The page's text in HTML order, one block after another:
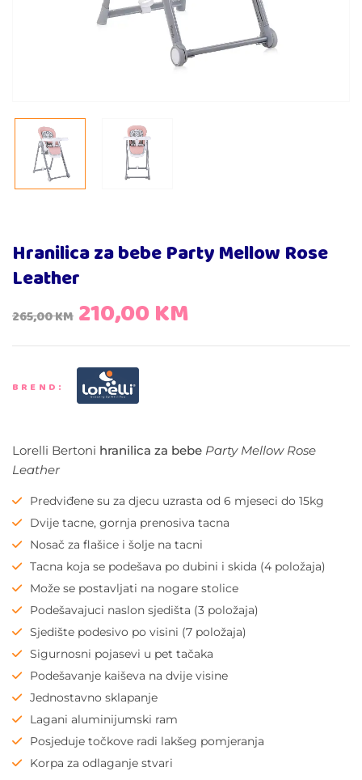
Hranilica za bebe Party Mellow Rose
Leather
265,00KM 210,00KM
BREND:
Lorelli Bertoni hranilica za bebe Party Mellow Rose
Leather
Predviđene su za djecu uzrasta od 6 mjeseci do 15kg
Dvije tacne, gornja prenosiva tacna
Nosač za flašice i šolje na tacni
Tacna koja se podešava po dubini i skida (4 položaja)
Može se postavljati na nogare stolice
Podešavajuci naslon sjedišta (3 položaja)
Sjedište podesivo po visini (7 položaja)
Sigurnosni pojasevi u pet tačaka
Podešavanje kaiševa na dvije visine
Jednostavno sklapanje
Lagani aluminijumski ram
Posjeduje točkove radi lakšeg pomjeranja
Korpa za odlaganje stvari